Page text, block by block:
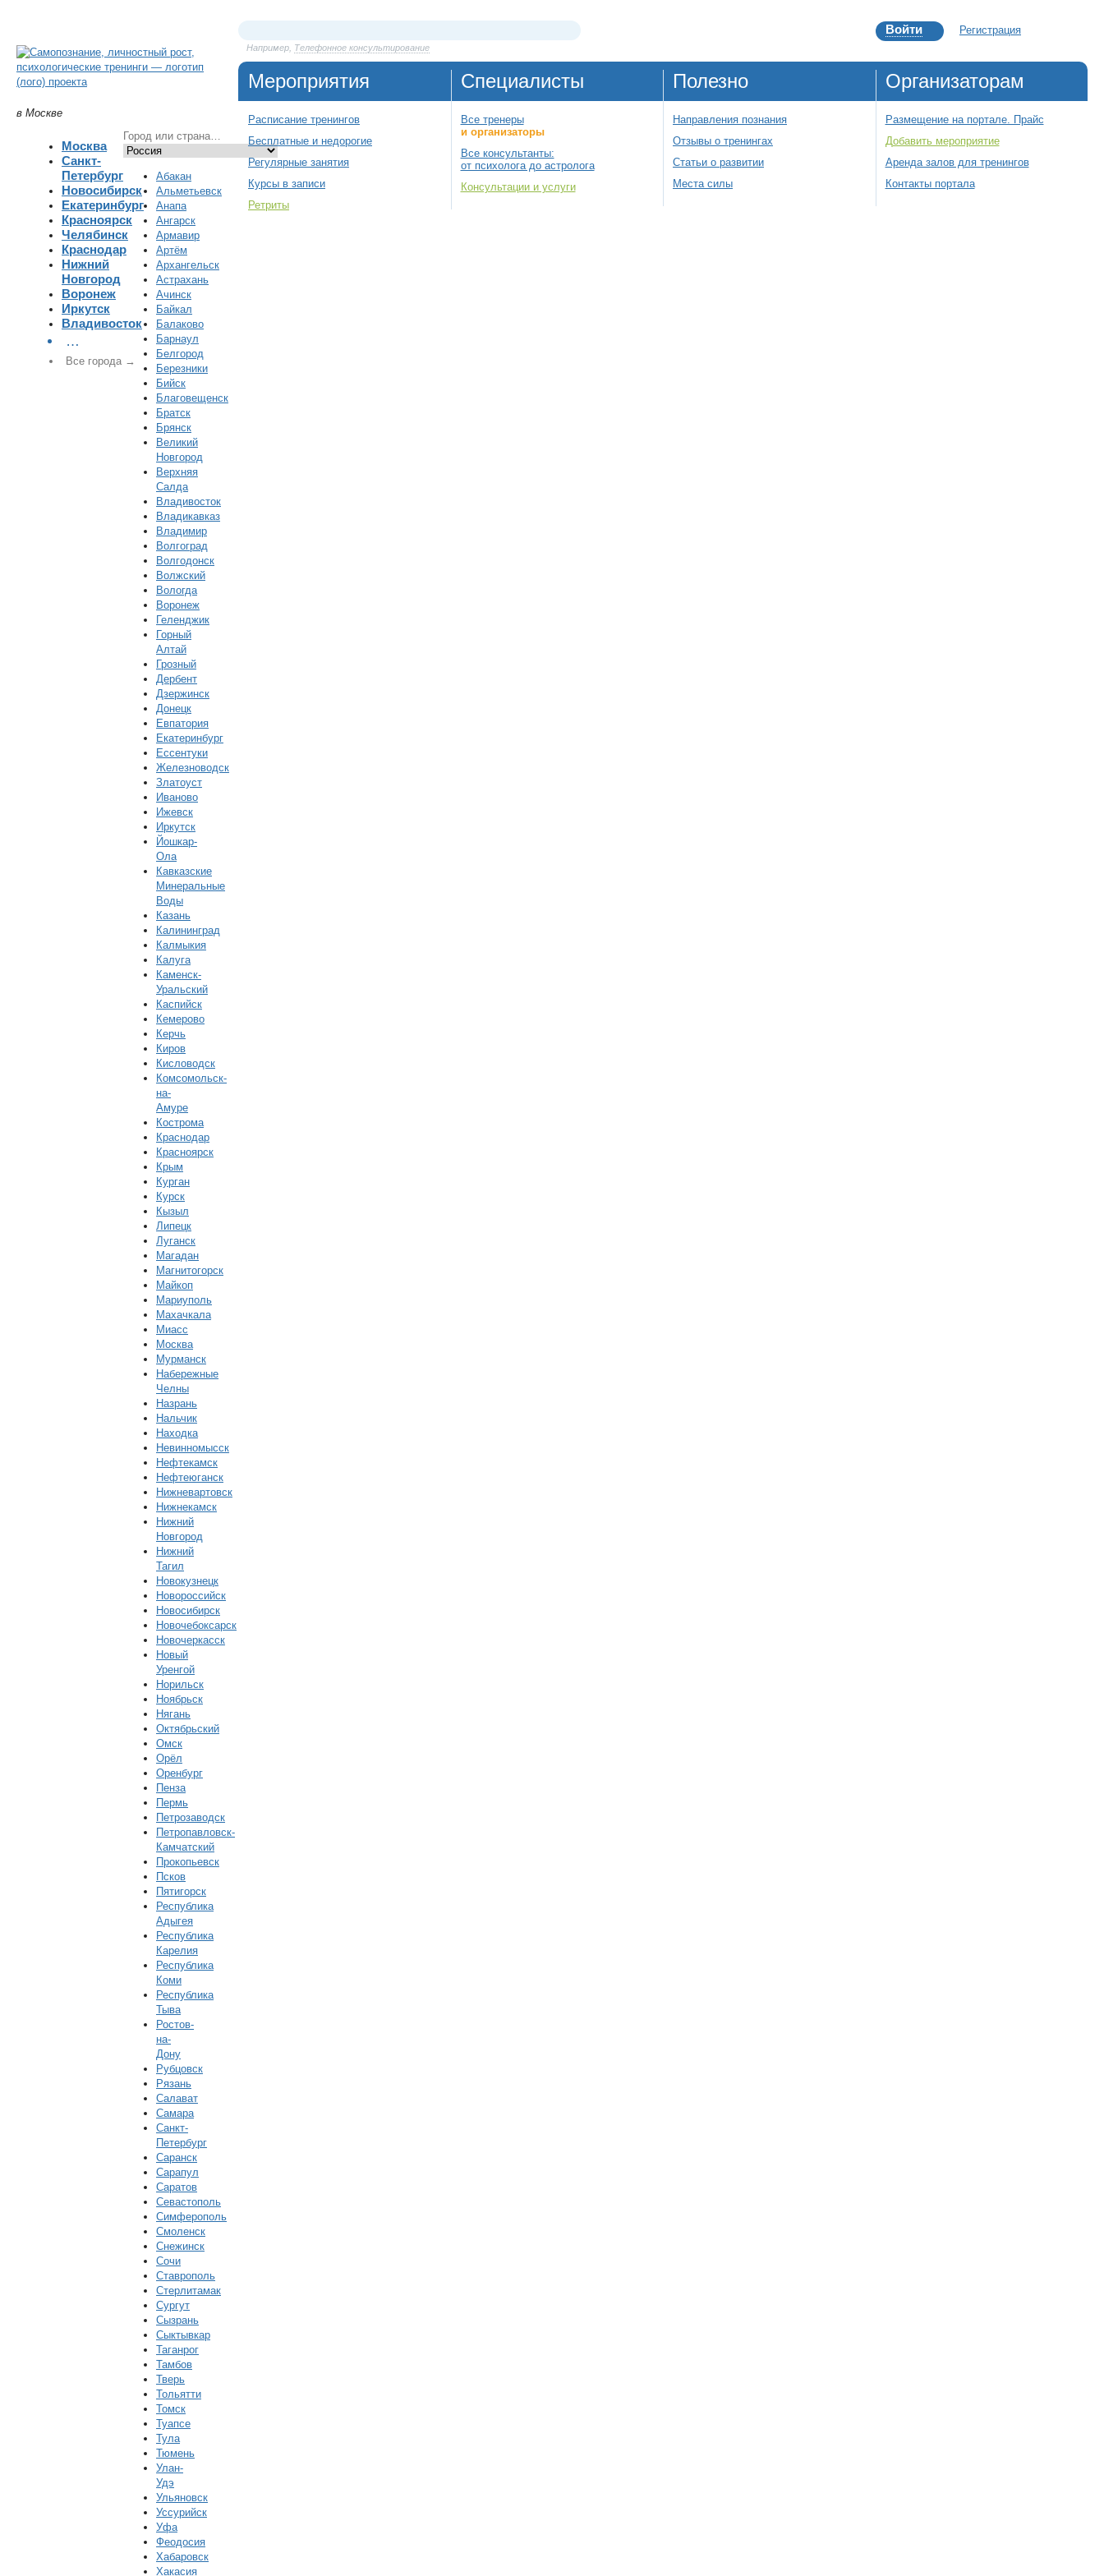
в Москве
Москва
Санкт-
Петербург
Новосибирск
Екатеринбург
Красноярск
Челябинск
Краснодар
Нижний
Новгород
Воронеж
Иркутск
Владивосток
…
Все города →
Абакан
Альметьевск
Анапа
Ангарск
Армавир
Артём
Архангельск
Астрахань
Ачинск
Байкал
Балаково
Барнаул
Белгород
Березники
Бийск
Благовещенск
Братск
Брянск
Великий
Новгород
Верхняя
Салда
Владивосток
Владикавказ
Владимир
Волгоград
Волгодонск
Волжский
Вологда
Воронеж
Геленджик
Горный
Алтай
Грозный
Дербент
Дзержинск
Донецк
Евпатория
Екатеринбург
Ессентуки
Железноводск
Златоуст
Иваново
Ижевск
Иркутск
Йошкар-
Ола
Кавказские
Минеральные
Воды
Казань
Калининград
Калмыкия
Калуга
Каменск-
Уральский
Каспийск
Кемерово
Керчь
Киров
Кисловодск
Комсомольск-
на-
Амуре
Кострома
Краснодар
Красноярск
Крым
Курган
Курск
Кызыл
Липецк
Луганск
Магадан
Магнитогорск
Майкоп
Мариуполь
Махачкала
Миасс
Москва
Мурманск
Набережные
Челны
Назрань
Нальчик
Находка
Невинномысск
Нефтекамск
Нефтеюганск
Нижневартовск
Нижнекамск
Нижний
Новгород
Нижний
Тагил
Новокузнецк
Новороссийск
Новосибирск
Новочебоксарск
Новочеркасск
Новый
Уренгой
Норильск
Ноябрьск
Нягань
Октябрьский
Омск
Орёл
Оренбург
Пенза
Пермь
Петрозаводск
Петропавловск-
Камчатский
Прокопьевск
Псков
Пятигорск
Республика
Адыгея
Республика
Карелия
Республика
Коми
Республика
Тыва
Ростов-
на-
Дону
Рубцовск
Рязань
Салават
Самара
Санкт-
Петербург
Саранск
Сарапул
Саратов
Севастополь
Симферополь
Смоленск
Снежинск
Сочи
Ставрополь
Стерлитамак
Сургут
Сызрань
Сыктывкар
Таганрог
Тамбов
Тверь
Тольятти
Томск
Туапсе
Тула
Тюмень
Улан-
Удэ
Ульяновск
Уссурийск
Уфа
Феодосия
Хабаровск
Хакасия
Например, Телефонное консультирование
Войти Регистрация
Мероприятия
Расписание тренингов
Бесплатные и недорогие
Регулярные занятия
Курсы в записи
Ретриты
Специалисты
Все тренеры
и организаторы
Все консультанты:
от психолога до астролога
Консультации и услуги
Полезно
Направления познания
Отзывы о тренингах
Статьи о развитии
Места силы
Организаторам
Размещение на портале. Прайс
Добавить мероприятие
Аренда залов для тренингов
Контакты портала